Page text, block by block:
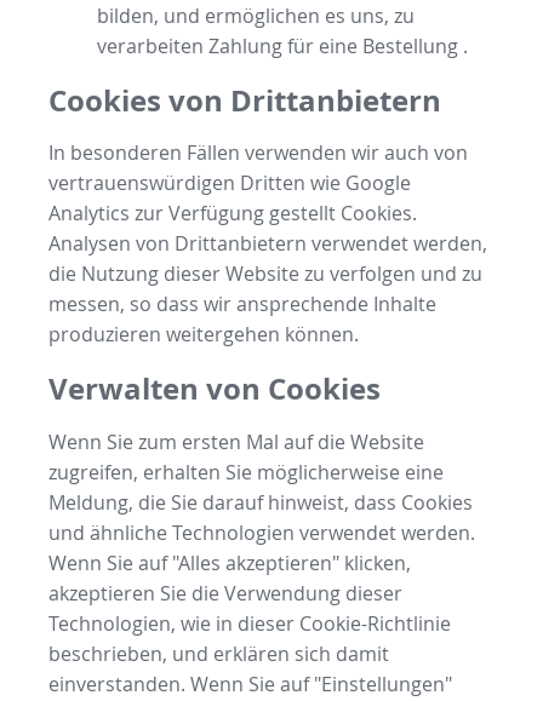
bilden, und ermöglichen es uns, zu
verarbeiten Zahlung für eine Bestellung .
Cookies von Drittanbietern
In besonderen Fällen verwenden wir auch von
vertrauenswürdigen Dritten wie Google
Analytics zur Verfügung gestellt Cookies.
Analysen von Drittanbietern verwendet werden,
die Nutzung dieser Website zu verfolgen und zu
messen, so dass wir ansprechende Inhalte
produzieren weitergehen können.
Verwalten von Cookies
Wenn Sie zum ersten Mal auf die Website
zugreifen, erhalten Sie möglicherweise eine
Meldung, die Sie darauf hinweist, dass Cookies
und ähnliche Technologien verwendet werden.
Wenn Sie auf "Alles akzeptieren" klicken,
akzeptieren Sie die Verwendung dieser
Technologien, wie in dieser Cookie-Richtlinie
beschrieben, und erklären sich damit
einverstanden. Wenn Sie auf "Einstellungen"